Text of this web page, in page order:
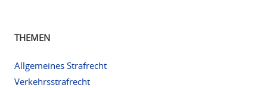
THEMEN
Allgemeines Strafrecht
Verkehrsstrafrecht